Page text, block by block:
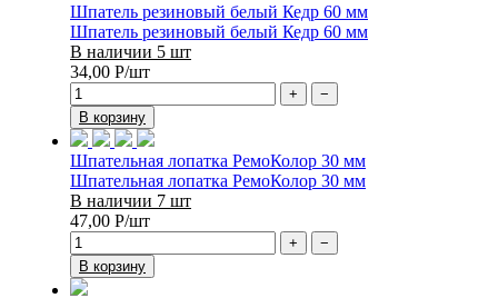
Шпатель резиновый белый Кедр 60 мм
Шпатель резиновый белый Кедр 60 мм
В наличии 5 шт
34,00 Р/шт
+
−
В корзину
Шпательная лопатка РемоКолор 30 мм
Шпательная лопатка РемоКолор 30 мм
В наличии 7 шт
47,00 Р/шт
+
−
В корзину